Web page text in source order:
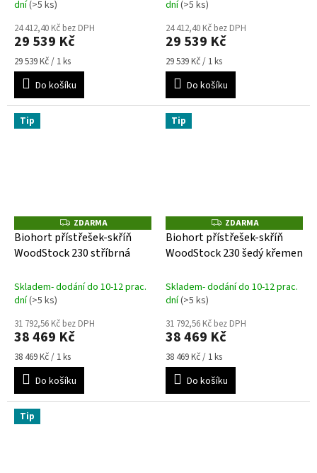
dní(>5 ks)
24 412,40 Kč bez DPH
29 539 Kč
Měrná
cena:
29 539 Kč / 1 ks
Do košíku
dní(>5 ks)
24 412,40 Kč bez DPH
29 539 Kč
Měrná
cena:
29 539 Kč / 1 ks
Do košíku
Tip
Z
D
A
R
ZDARMA
Biohort přístřešek-skříň
WoodStock 230 stříbrná
Skladem- dodání do 10-12 prac.
dní(>5 ks)
31 792,56 Kč bez DPH
38 469 Kč
Měrná
cena:
38 469 Kč / 1 ks
Do košíku
Tip
Z
D
A
R
ZDARMA
Biohort přístřešek-skříň
WoodStock 230 šedý křemen
Skladem- dodání do 10-12 prac.
dní(>5 ks)
31 792,56 Kč bez DPH
38 469 Kč
Měrná
cena:
38 469 Kč / 1 ks
Do košíku
Tip